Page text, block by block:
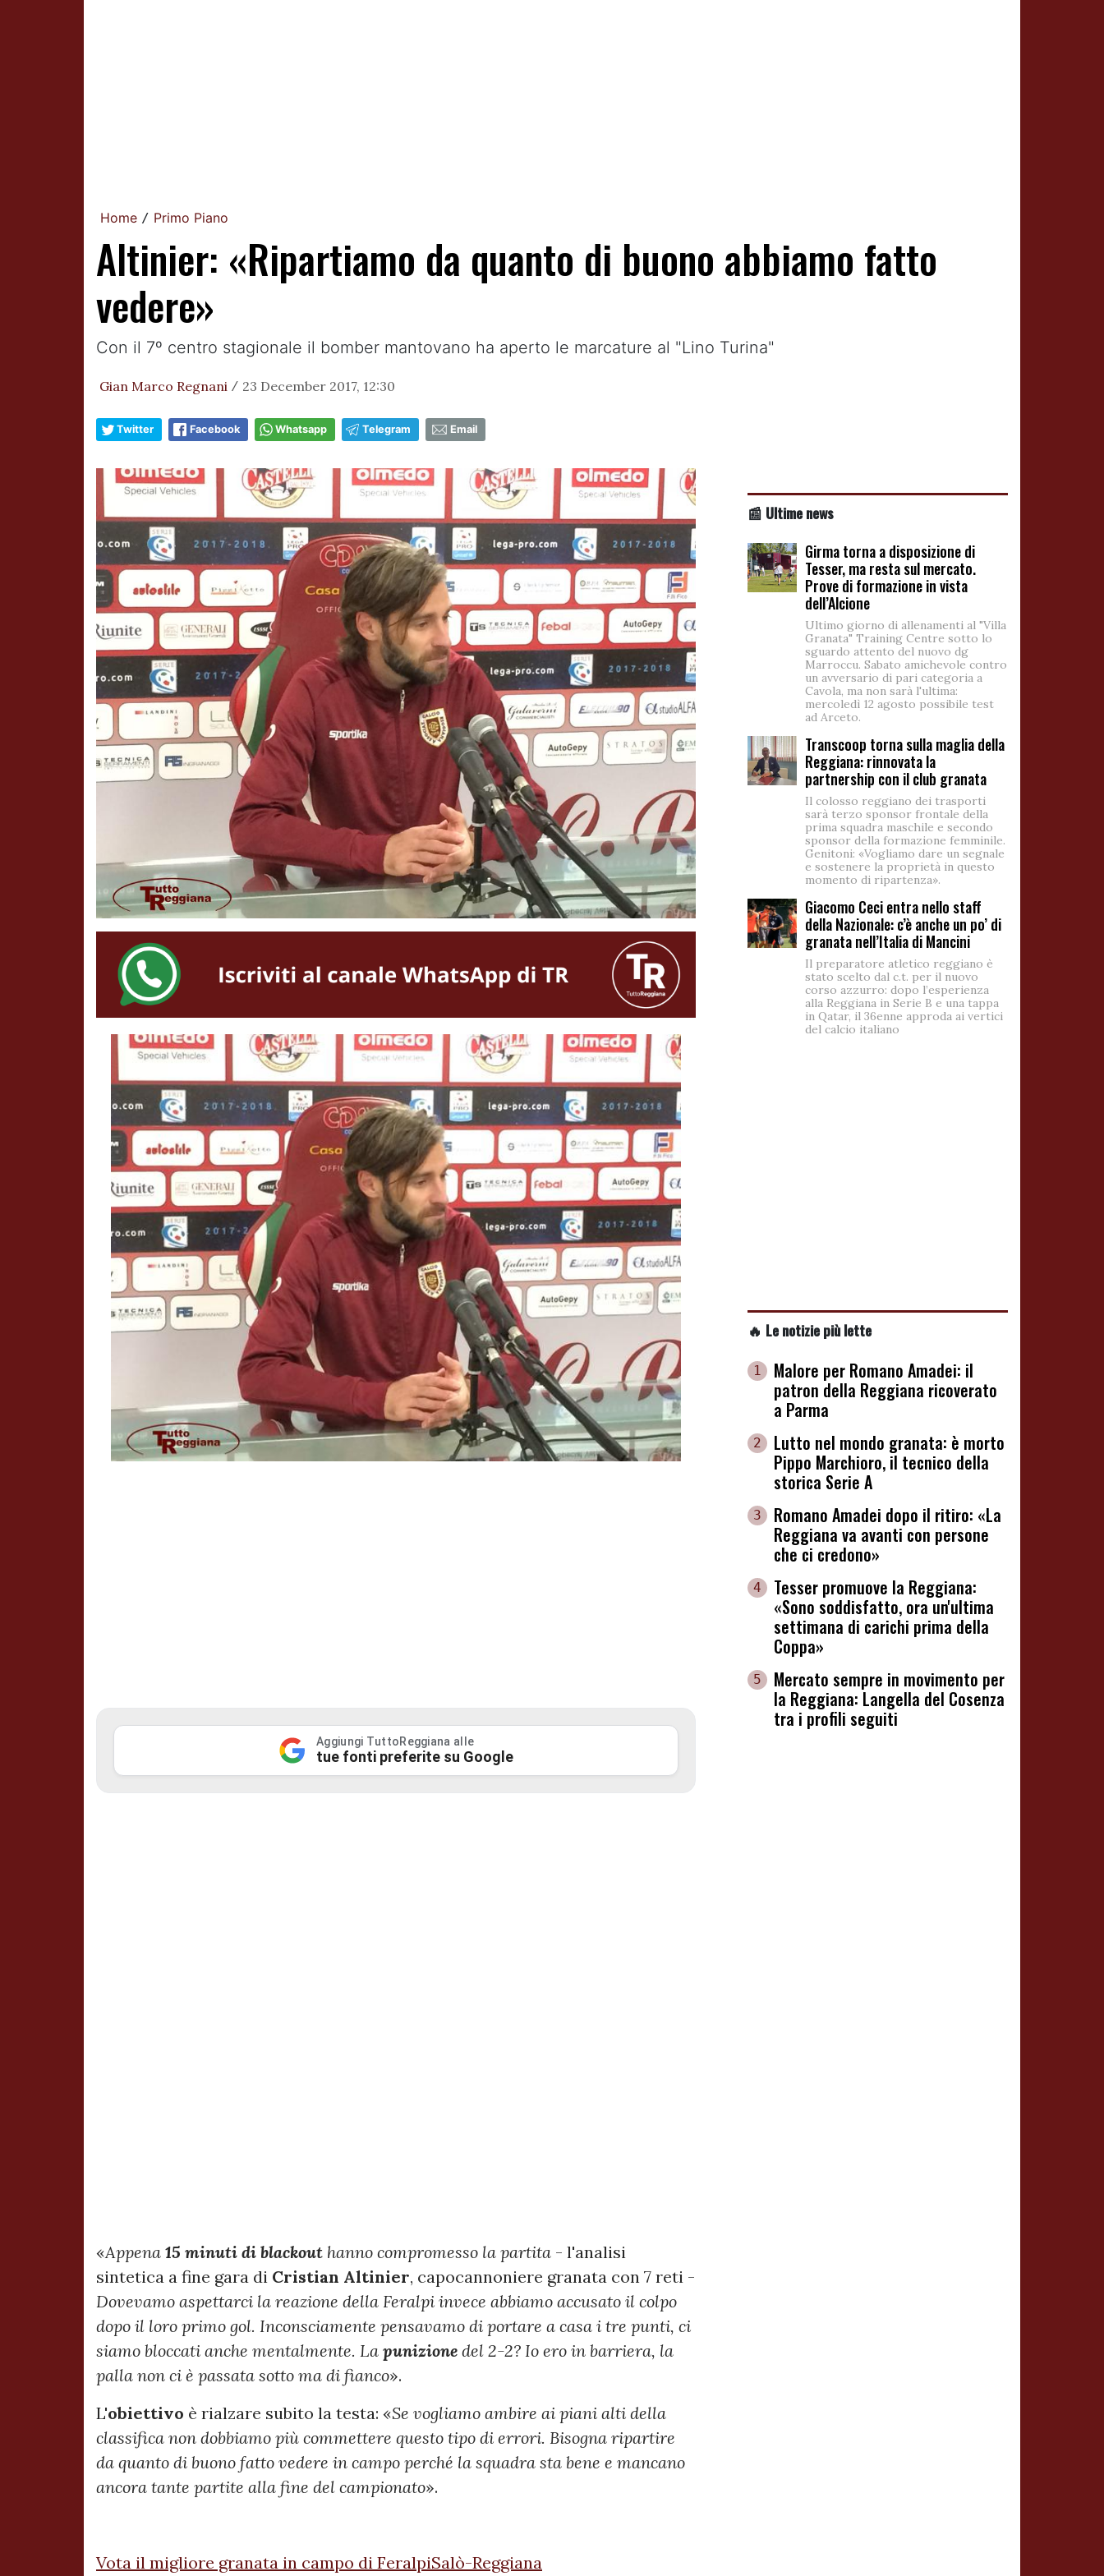
Home / Primo Piano
Altinier: «Ripartiamo da quanto di buono abbiamo fatto
vedere»
Con il 7º centro stagionale il bomber mantovano ha aperto le marcature al "Lino Turina"
Gian Marco Regnani / 23 December 2017, 12:30
Twitter Facebook Whatsapp Telegram Email
Aggiungi TuttoReggiana alle
tue fonti preferite su Google
«Appena 15 minuti di blackout hanno compromesso la partita - l'analisi
sintetica a fine gara di Cristian Altinier, capocannoniere granata con 7 reti -
Dovevamo aspettarci la reazione della Feralpi invece abbiamo accusato il colpo
dopo il loro primo gol. Inconsciamente pensavamo di portare a casa i tre punti, ci
siamo bloccati anche mentalmente. La punizione del 2-2? Io ero in barriera, la
palla non ci è passata sotto ma di fianco».
L'obiettivo è rialzare subito la testa: «Se vogliamo ambire ai piani alti della
classifica non dobbiamo più commettere questo tipo di errori. Bisogna ripartire
da quanto di buono fatto vedere in campo perché la squadra sta bene e mancano
ancora tante partite alla fine del campionato».
Vota il migliore granata in campo di FeralpiSalò-Reggiana
📰 Ultime news
Girma torna a disposizione di
Tesser, ma resta sul mercato.
Prove di formazione in vista
dell’Alcione
Ultimo giorno di allenamenti al "Villa
Granata" Training Centre sotto lo
sguardo attento del nuovo dg
Marroccu. Sabato amichevole contro
un avversario di pari categoria a
Cavola, ma non sarà l'ultima:
mercoledì 12 agosto possibile test
ad Arceto.
Transcoop torna sulla maglia della
Reggiana: rinnovata la
partnership con il club granata
Il colosso reggiano dei trasporti
sarà terzo sponsor frontale della
prima squadra maschile e secondo
sponsor della formazione femminile.
Genitoni: «Vogliamo dare un segnale
e sostenere la proprietà in questo
momento di ripartenza».
Giacomo Ceci entra nello staff
della Nazionale: c’è anche un po’ di
granata nell’Italia di Mancini
Il preparatore atletico reggiano è
stato scelto dal c.t. per il nuovo
corso azzurro: dopo l’esperienza
alla Reggiana in Serie B e una tappa
in Qatar, il 36enne approda ai vertici
del calcio italiano
🔥 Le notizie più lette
1
Malore per Romano Amadei: il
patron della Reggiana ricoverato
a Parma
2
Lutto nel mondo granata: è morto
Pippo Marchioro, il tecnico della
storica Serie A
3
Romano Amadei dopo il ritiro: «La
Reggiana va avanti con persone
che ci credono»
4
Tesser promuove la Reggiana:
«Sono soddisfatto, ora un'ultima
settimana di carichi prima della
Coppa»
5
Mercato sempre in movimento per
la Reggiana: Langella del Cosenza
tra i profili seguiti